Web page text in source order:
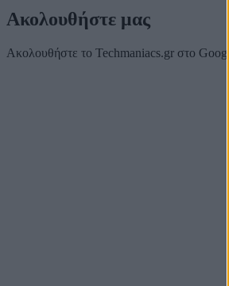
Ακολουθήστε μας
Ακολουθήστε το Techmaniacs.gr στο Google